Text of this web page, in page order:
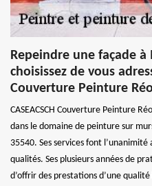
Repeindre une façade
choisissez de vous
Couverture Peinture
CASEACSCH Couverture Peinture
dans le domaine de peinture sur
35540. Ses services font
qualités. Ses plusieurs années de
d’offrir des prestations d’une